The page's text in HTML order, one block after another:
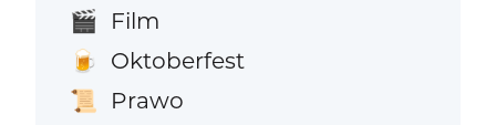
🎬 Film
🍺 Oktoberfest
📜 Prawo